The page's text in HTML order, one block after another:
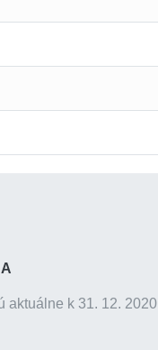
aktuálne k 31. 12. 2020